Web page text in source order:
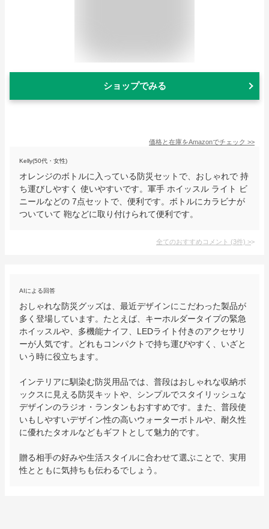
ショップでみる
価格と在庫をAmazonでチェック >>
Kelly(50代・女性)
オレンジのボトルに入っている防災セットで、おしゃれで 持
ち運びしやすく 使いやすいです。軍手 ホイッスル ライト ビ
ニールなどの 7点セットで、便利です。ボトルにカラビナが
ついていて 鞄などに取り付けられて便利です。
全てのおすすめコメント (3件) >
AIによる回答
おしゃれな防災グッズは、最近デザインにこだわった製品が
多く登場しています。たとえば、キーホルダータイプの緊急
ホイッスルや、多機能ナイフ、LEDライト付きのアクセサリ
ーが人気です。どれもコンパクトで持ち運びやすく、いざと
いう時に役立ちます。
インテリアに馴染む防災用品では、普段はおしゃれな収納ボ
ックスに見える防災キットや、シンプルでスタイリッシュな
デザインのラジオ・ランタンもおすすめです。また、普段使
いもしやすいデザイン性の高いウォーターボトルや、耐久性
に優れたタオルなどもギフトとして魅力的です。
贈る相手の好みや生活スタイルに合わせて選ぶことで、実用
性とともに気持ちも伝わるでしょう。